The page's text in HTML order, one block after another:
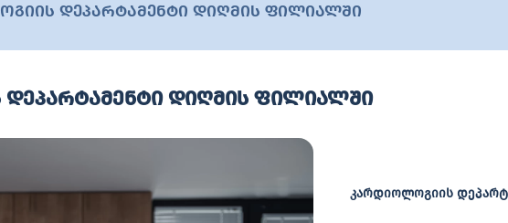
დეპარტამენტი დიღმის ფილიალში
დიღმის ფილიალში
კარდიოლოგიის